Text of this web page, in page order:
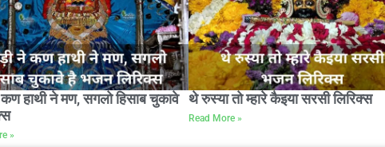
हाथी ने मण, सगलो हिसाब चुकावे
»
थे रुस्या तो म्हारे कैइया सरसी लिरिक्स
Read More »